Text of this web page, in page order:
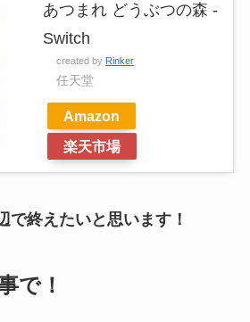
あつまれ どうぶつの森 -
Switch
created by Rinker
任天堂
Amazon
楽天市場
で終えたいと思います！
で！